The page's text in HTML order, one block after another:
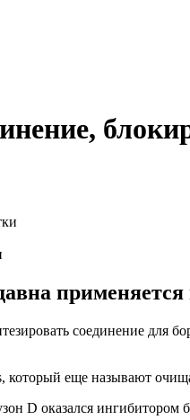
соединение для
который еще называют
D оказался